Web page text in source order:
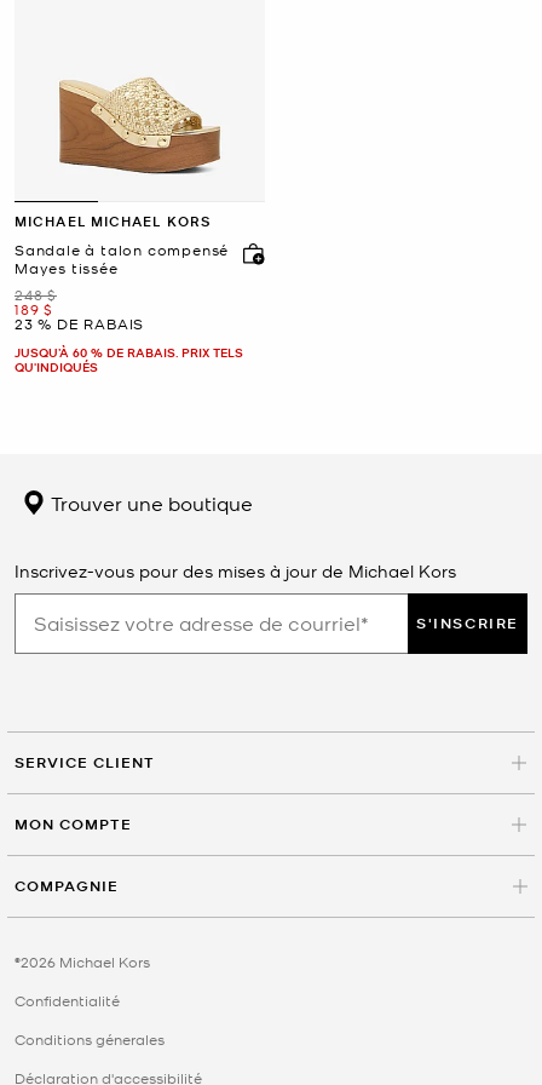
MICHAEL MICHAEL KORS
Sandale à talon compensé
Mayes tissée
était
248 $
maintenant
189 $
23 % DE RABAIS
JUSQU’À 60 % DE RABAIS. PRIX TELS
QU'INDIQUÉS
Trouver une boutique
Inscrivez-vous pour des mises à jour de Michael Kors
S'INSCRIRE
SERVICE CLIENT
MON COMPTE
COMPAGNIE
©2026 Michael Kors
Confidentialité
Conditions génerales
Déclaration d'accessibilité